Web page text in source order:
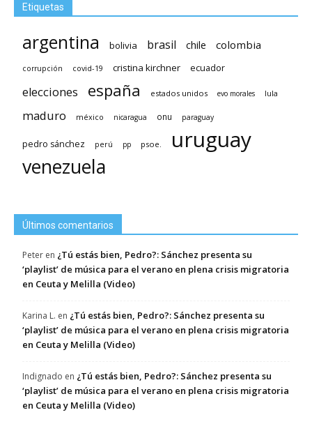
Etiquetas
argentina bolivia brasil chile colombia
corrupción covid-19 cristina kirchner ecuador
elecciones españa estados unidos evo morales lula
maduro méxico nicaragua onu paraguay
pedro sánchez perú pp psoe. uruguay
venezuela
Últimos comentarios
Peter en ¿Tú estás bien, Pedro?: Sánchez presenta su
‘playlist’ de música para el verano en plena crisis migratoria
en Ceuta y Melilla (Video)
Karina L. en ¿Tú estás bien, Pedro?: Sánchez presenta su
‘playlist’ de música para el verano en plena crisis migratoria
en Ceuta y Melilla (Video)
Indignado en ¿Tú estás bien, Pedro?: Sánchez presenta su
‘playlist’ de música para el verano en plena crisis migratoria
en Ceuta y Melilla (Video)